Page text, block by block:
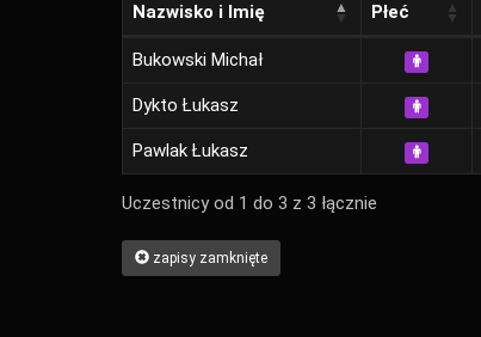
Nazwisko i Imię Płeć
Bukowski Michał
Dykto Łukasz
Pawlak Łukasz
Uczestnicy od 1 do 3 z 3 łącznie
zapisy zamknięte